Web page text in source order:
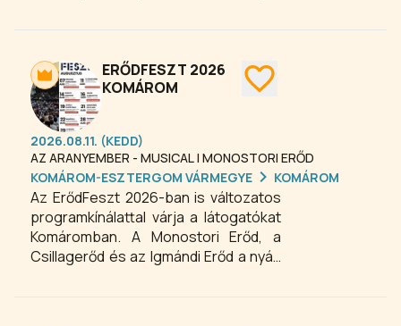
Dalszínház látványos előadása a
környezetében kelti életre Jókai Mór
klasszikus regényének izgalmas
történetét. A nagyszabású musical
emlékezetes dallamokkal, lenyűgöző
színpadi megoldásokkal és kiváló
szereplőgárdával kínál felejthetetlen
kulturális programot mindazoknak,
akik 2026 nyarán egy különleges
szabadtéri színházi előadást
keresnek.
ERŐDFESZT 2026
KOMÁROM
2026.08.11. (KEDD)
AZ ARANYEMBER - MUSICAL | MONOSTORI ERŐD
KOMÁROM-ESZTERGOM VÁRMEGYE
KOMÁROM
Az ErődFeszt 2026-ban is változatos
programkínálattal várja a látogatókat
Komáromban. A Monostori Erőd, a
Csillagerőd és az Igmándi Erőd a nyári
előadásokkal és hagyományőrző